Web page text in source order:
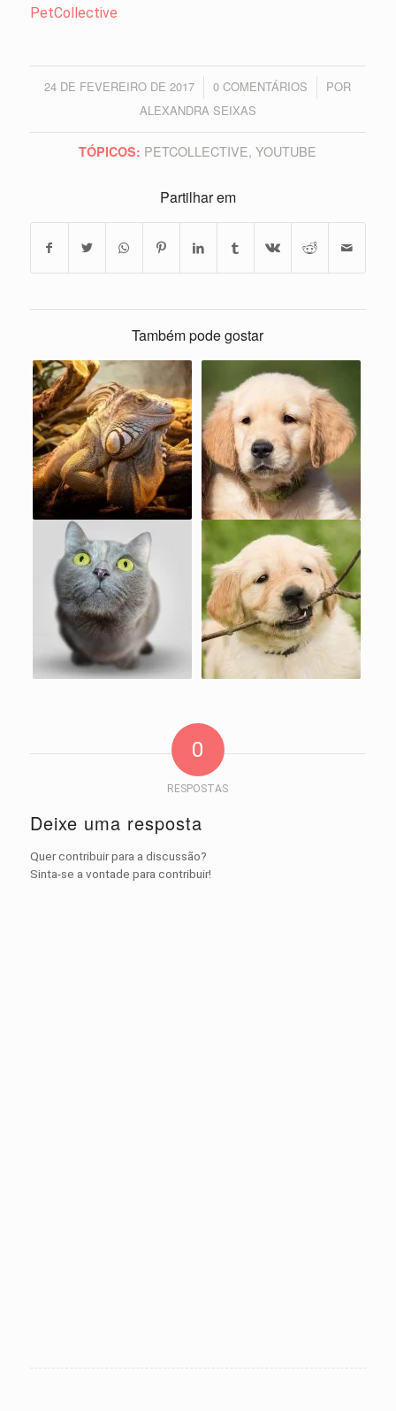
PetCollective
24 DE FEVEREIRO DE 2017
/ 0 COMENTÁRIOS
/
POR
ALEXANDRA SEIXAS
TÓPICOS: PETCOLLECTIVE,YOUTUBE
Partilhar em
Também pode gostar
0
RESPOSTAS
Deixe uma resposta
Quer contribuir para a discussão?
Sinta-se a vontade para contribuir!